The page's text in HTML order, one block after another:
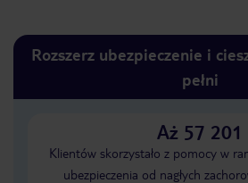
Rozszerz ubezpieczenie i
pełni
Aż 57 201
Klientów skorzystało z pomocy w
ubezpieczenia od nagłych